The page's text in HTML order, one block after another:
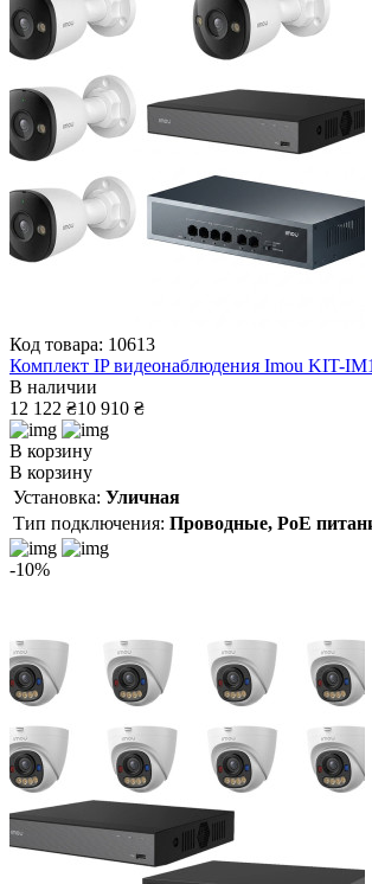
Код товара: 10613
Комплект IP видеонаблюдения Imou KIT-
В наличии
12 122 ₴10 910 ₴
В корзину
В корзину
Установка: Уличная
Тип подключения: Проводные, PoE
-10%